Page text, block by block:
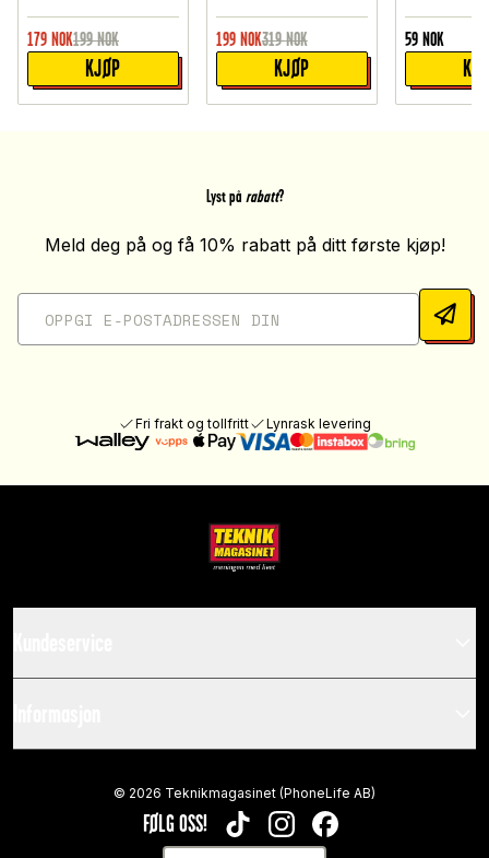
179 NOK199 NOK
KJØP
199 NOK319 NOK
KJØP
59 NOK
Lyst på rabatt?
Meld deg på og få 10% rabatt på ditt første kjøp!
Fri frakt og tollfritt Lynrask levering
FØLG OSS! TIKTOKINSTAGRAMFACEBOOK
© 2026 Teknikmagasinet (PhoneLife AB)